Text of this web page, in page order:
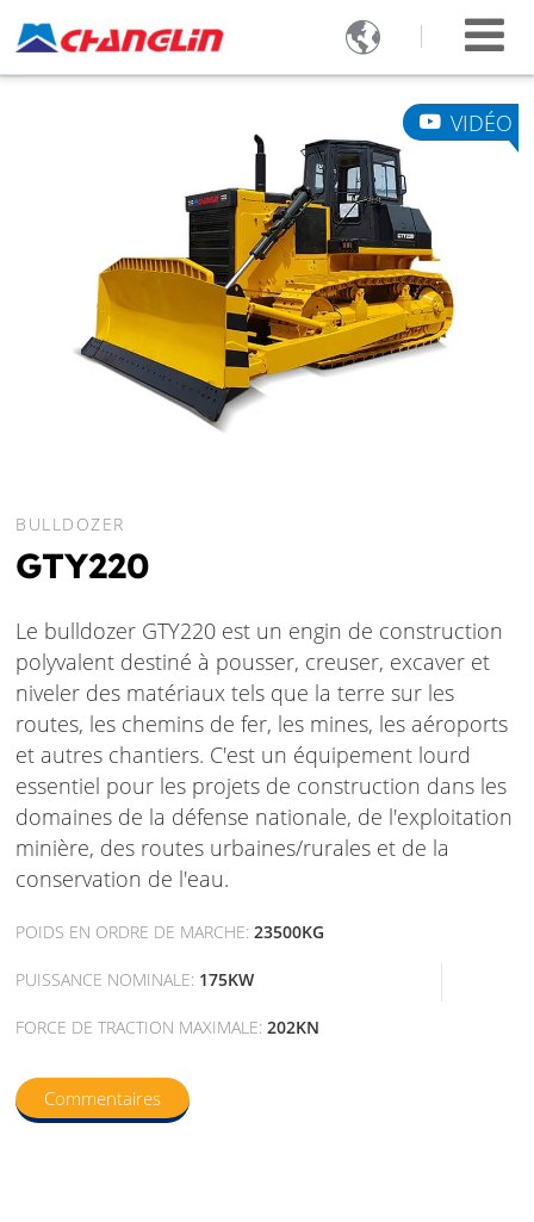

BULLDOZER
GTY220
Le bulldozer GTY220 est un engin de construction
polyvalent destiné à pousser, creuser, excaver et
niveler des matériaux tels que la terre sur les
routes, les chemins de fer, les mines, les aéroports
et autres chantiers. C'est un équipement lourd
essentiel pour les projets de construction dans les
domaines de la défense nationale, de l'exploitation
minière, des routes urbaines/rurales et de la
conservation de l'eau.
POIDS EN ORDRE DE MARCHE:23500KG
PUISSANCE NOMINALE: 175KW
FORCE DE TRACTION MAXIMALE:202KN
Commentaires
VIDÉO